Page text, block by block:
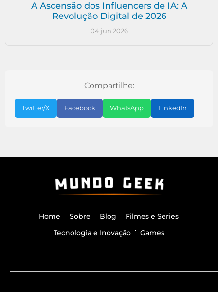
A Ascensão dos Influencers de IA: A
Revolução Digital de 2026
04 jun 2026
Compartilhe:
Twitter/X Facebook WhatsApp LinkedIn
Home Sobre Blog
Filmes e Series
Tecnologia e Inovação
Games